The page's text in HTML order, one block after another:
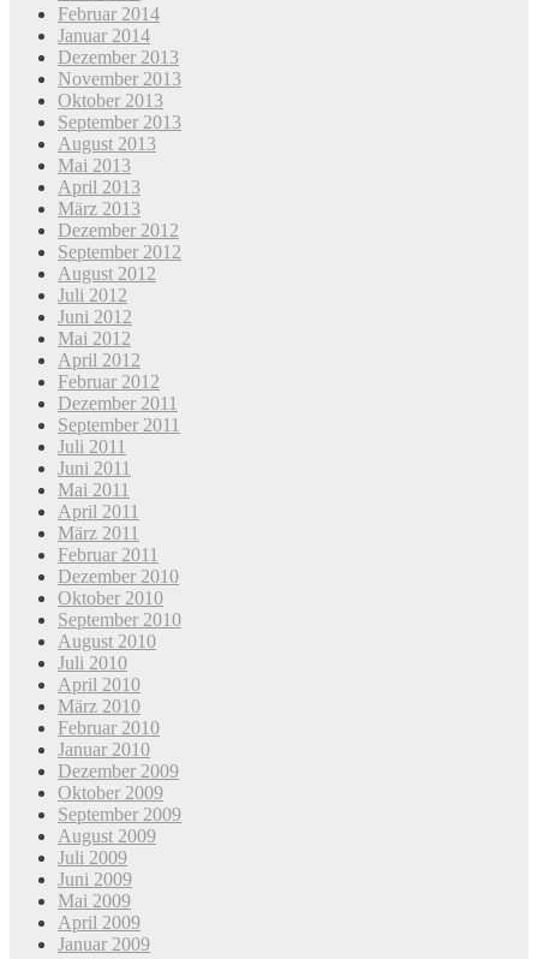
Februar 2014
Januar 2014
Dezember 2013
November 2013
Oktober 2013
September 2013
August 2013
Mai 2013
April 2013
März 2013
Dezember 2012
September 2012
August 2012
Juli 2012
Juni 2012
Mai 2012
April 2012
Februar 2012
Dezember 2011
September 2011
Juli 2011
Juni 2011
Mai 2011
April 2011
März 2011
Februar 2011
Dezember 2010
Oktober 2010
September 2010
August 2010
Juli 2010
April 2010
März 2010
Februar 2010
Januar 2010
Dezember 2009
Oktober 2009
September 2009
August 2009
Juli 2009
Juni 2009
Mai 2009
April 2009
Januar 2009